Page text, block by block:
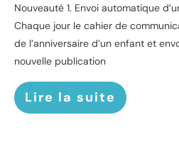
Nouveauté 1. Envoi automatique
Chaque jour le cahier de
de l’anniversaire d’un enfant et
nouvelle publication
Lire la suite